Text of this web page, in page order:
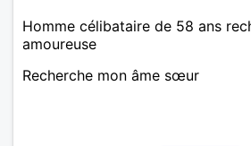
Homme célibataire de 58 ans
amoureuse
Recherche mon âme sœur